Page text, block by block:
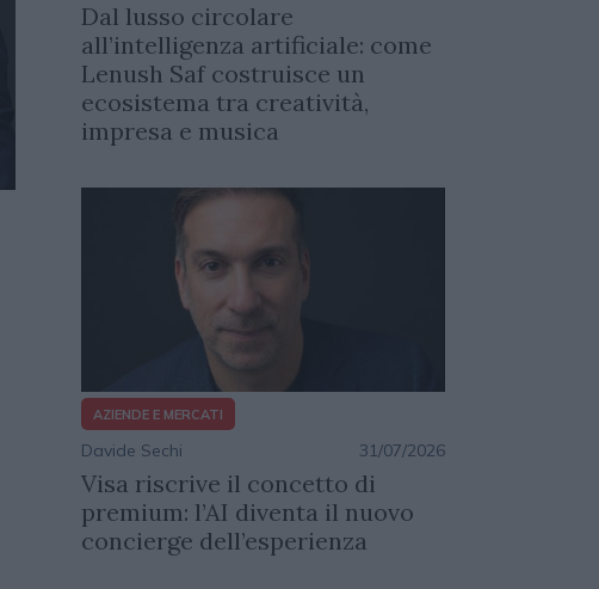
Dal lusso circolare
all’intelligenza artificiale: come
Lenush Saf costruisce un
ecosistema tra creatività,
impresa e musica
AZIENDE E MERCATI
Davide Sechi 31/07/2026
Visa riscrive il concetto di
premium: l’AI diventa il nuovo
concierge dell’esperienza